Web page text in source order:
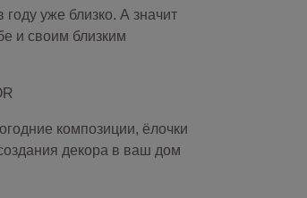
уже близко. А значит
и своим близким
композиции, ёлочки
декора в ваш дом